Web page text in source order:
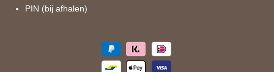
PIN (bij afhalen)